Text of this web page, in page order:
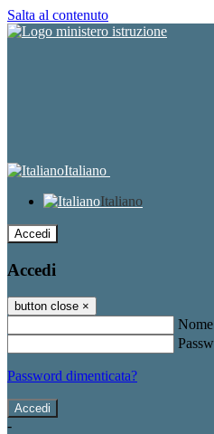
Salta al contenuto
Italiano
Italiano
Accedi
Accedi
button close ×
Password dimenticata?
-